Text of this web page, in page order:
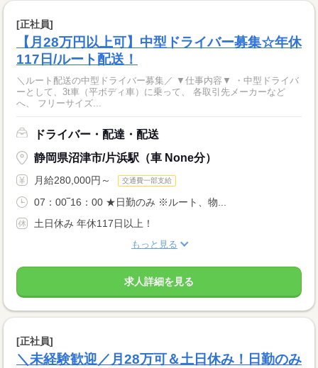
[正社員]
【月28万円以上可】中型ドライバー募集☆年休
117日/ルート配送！
＼ルート配送の中型ドライバー募集／ ▼仕事内容▼ ・中型ドライバ
ーとして、3t車（平ボディ車）に乗って、 各取引先メーカーなど
へ、 フリーサイズ...
ドライバー・配達・配送
静岡県沼津市/片浜駅（車 None分）
月給280,000円～ 交通費一部支給
07：00‾16：00 ★日勤のみ ※ルート、物...
土日休み 年休117日以上！
もっと見る
求人詳細を見る
[正社員]
＼未経験歓迎／月28万可＆土日休み！日勤のみ